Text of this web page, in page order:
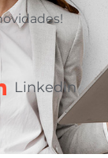
Linkedin